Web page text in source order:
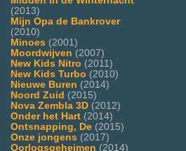
(2013)
Mijn Opa de Bankrover
(2010)
Minoes (2001)
Moordwijven (2007)
New Kids Nitro (2011)
New Kids Turbo (2010)
Nieuwe Buren (2014)
Noord Zuid (2015)
Nova Zembla 3D (2012)
Onder het Hart (2014)
Ontsnapping, De (2015)
Onze jongens (2017)
Oorlogsgeheimen (2014)